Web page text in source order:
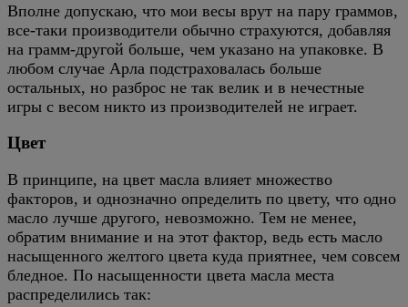
Вполне допускаю, что мои весы врут на пару граммов,
все-таки производители обычно страхуются, добавляя
на грамм-другой больше, чем указано на упаковке. В
любом случае Арла подстраховалась больше
остальных, но разброс не так велик и в нечестные
игры с весом никто из производителей не играет.
Цвет
В принципе, на цвет масла влияет множество
факторов, и однозначно определить по цвету, что одно
масло лучше другого, невозможно. Тем не менее,
обратим внимание и на этот фактор, ведь есть масло
насыщенного желтого цвета куда приятнее, чем совсем
бледное. По насыщенности цвета масла места
распределились так: